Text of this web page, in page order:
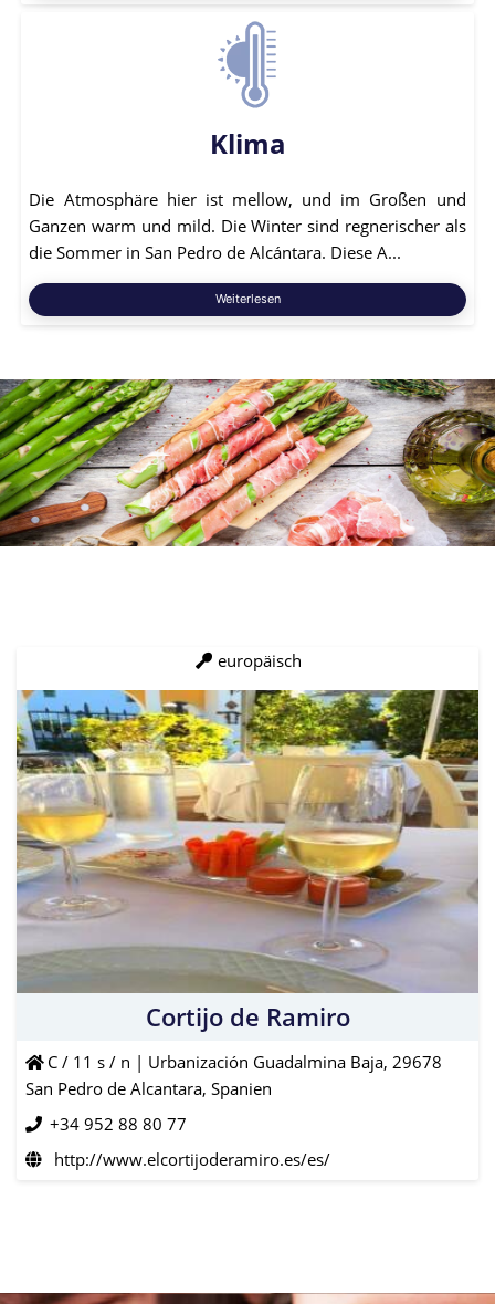
Klima
Die Atmosphäre hier ist mellow, und im Großen und
Ganzen warm und mild. Die Winter sind regnerischer als
die Sommer in San Pedro de Alcántara. Diese A...
Weiterlesen
europäisch
Cortijo de Ramiro
C / 11 s / n | Urbanización Guadalmina Baja, 29678
San Pedro de Alcantara, Spanien
+34 952 88 80 77
http://www.elcortijoderamiro.es/es/